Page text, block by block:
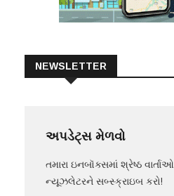
NEWSLETTER
અપડેટ્સ મેળવો
તમારા ઇનબૉક્સમાં શ્રેષ્ઠ
ન્યૂઝલેટરને સબ્સ્ક્રાઇબ કરો!